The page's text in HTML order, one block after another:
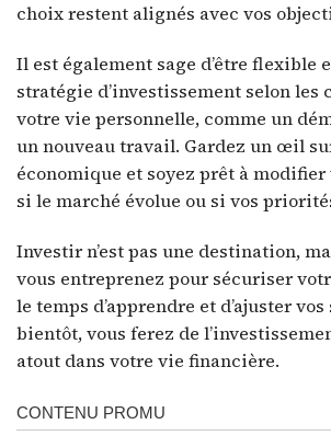
choix restent alignés avec vos
Il est également sage d’être flexible
stratégie d’investissement selon les
votre vie personnelle, comme un
un nouveau travail. Gardez un œil
économique et soyez prêt à
si le marché évolue ou si vos
Investir n’est pas une destination,
vous entreprenez pour sécuriser
le temps d’apprendre et d’ajuster
bientôt, vous ferez de
atout dans votre vie financière.